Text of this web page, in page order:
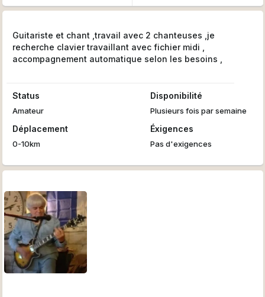
Guitariste et chant ,travail avec 2 chanteuses ,je
recherche clavier travaillant avec fichier midi ,
accompagnement automatique selon les besoins ,
Status
Amateur
Disponibilité
Plusieurs fois par semaine
Déplacement
0-10km
Éxigences
Pas d'exigences